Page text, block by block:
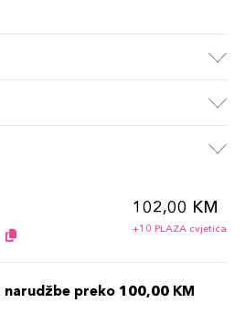
102,00 KM
+10 PLAZA cvjetića
narudžbe preko 100,00 KM